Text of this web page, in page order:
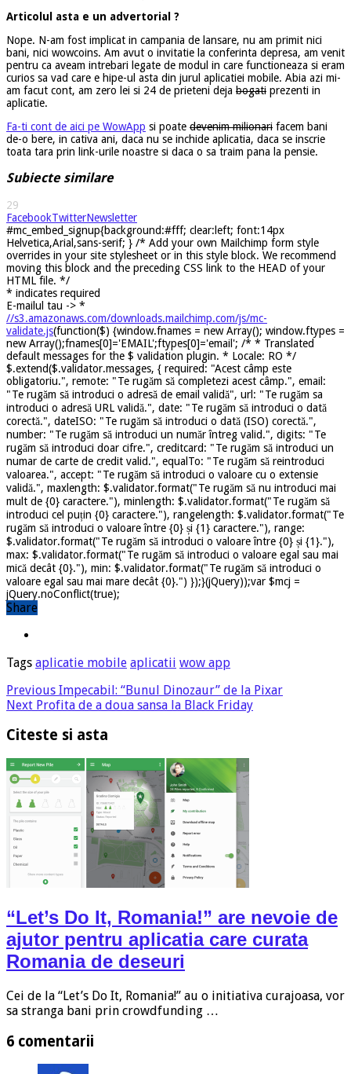
Articolul asta e un advertorial ?
Nope. N-am fost implicat in campania de lansare, nu am primit nici
bani, nici wowcoins. Am avut o invitatie la conferinta depresa, am venit
pentru ca aveam intrebari legate de modul in care functioneaza si eram
curios sa vad care e hipe-ul asta din jurul aplicatiei mobile. Abia azi mi-
am facut cont, am zero lei si 24 de prieteni deja bogati prezenti in
aplicatie.
Fa-ti cont de aici pe WowApp si poate devenim milionari facem bani
de-o bere, in cativa ani, daca nu se inchide aplicatia, daca se inscrie
toata tara prin link-urile noastre si daca o sa traim pana la pensie.
Subiecte similare
29
FacebookTwitterNewsletter
#mc_embed_signup{background:#fff; clear:left; font:14px
Helvetica,Arial,sans-serif; } /* Add your own Mailchimp form style
overrides in your site stylesheet or in this style block. We recommend
moving this block and the preceding CSS link to the HEAD of your
HTML file. */
* indicates required
E-mailul tau -> *
//s3.amazonaws.com/downloads.mailchimp.com/js/mc-
validate.js(function($) {window.fnames = new Array(); window.ftypes =
new Array();fnames[0]='EMAIL';ftypes[0]='email'; /* * Translated
default messages for the $ validation plugin. * Locale: RO */
$.extend($.validator.messages, { required: "Acest câmp este
obligatoriu.", remote: "Te rugăm să completezi acest câmp.", email:
"Te rugăm să introduci o adresă de email validă", url: "Te rugăm sa
introduci o adresă URL validă.", date: "Te rugăm să introduci o dată
corectă.", dateISO: "Te rugăm să introduci o dată (ISO) corectă.",
number: "Te rugăm să introduci un număr întreg valid.", digits: "Te
rugăm să introduci doar cifre.", creditcard: "Te rugăm să introduci un
numar de carte de credit valid.", equalTo: "Te rugăm să reintroduci
valoarea.", accept: "Te rugăm să introduci o valoare cu o extensie
validă.", maxlength: $.validator.format("Te rugăm să nu introduci mai
mult de {0} caractere."), minlength: $.validator.format("Te rugăm să
introduci cel puțin {0} caractere."), rangelength: $.validator.format("Te
rugăm să introduci o valoare între {0} și {1} caractere."), range:
$.validator.format("Te rugăm să introduci o valoare între {0} și {1}."),
max: $.validator.format("Te rugăm să introduci o valoare egal sau mai
mică decât {0}."), min: $.validator.format("Te rugăm să introduci o
valoare egal sau mai mare decât {0}.") });}(jQuery));var $mcj =
jQuery.noConflict(true);
Share
Tags aplicatie mobile aplicatii wow app
Previous Impecabil: “Bunul Dinozaur” de la Pixar
Next Profita de a doua sansa la Black Friday
Citeste si asta
“Let’s Do It, Romania!” are nevoie de
ajutor pentru aplicatia care curata
Romania de deseuri
Cei de la “Let’s Do It, Romania!” au o initiativa curajoasa, vor
sa stranga bani prin crowdfunding …
6 comentarii